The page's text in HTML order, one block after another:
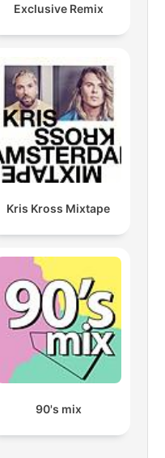
Exclusive Remix
Kris Kross Mixtape
90's mix